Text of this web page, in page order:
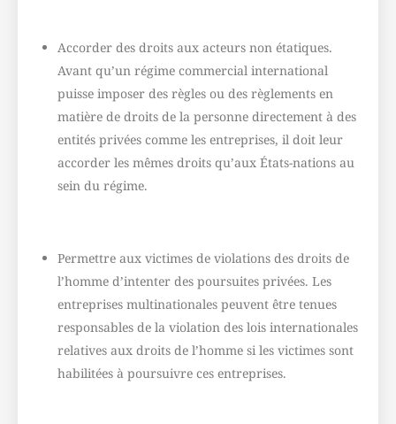
Accorder des droits aux acteurs non étatiques.
Avant qu’un régime commercial international
puisse imposer des règles ou des règlements en
matière de droits de la personne directement à des
entités privées comme les entreprises, il doit leur
accorder les mêmes droits qu’aux États-nations au
sein du régime.
Permettre aux victimes de violations des droits de
l’homme d’intenter des poursuites privées. Les
entreprises multinationales peuvent être tenues
responsables de la violation des lois internationales
relatives aux droits de l’homme si les victimes sont
habilitées à poursuivre ces entreprises.